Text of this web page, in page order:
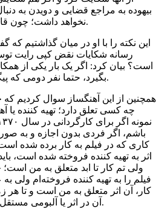
بیهوده به مراجع قضایی و دویدن به
نخواهد داشت؛ چون قانونی برای کپی رایت نداریم.
این نکته را با او در میان گذاشتیم که
رسانه شکایات نقض کپی رایت
است؟ بیان کرد: اگر یک بار یکی از
بگیرد، حتما نفر دومی که پیگیری می‌کند من خواهم بود.
همچنین از این آهنگساز سوال کردیم
چه کسی تعلق دارد؛ تهیه کننده یا
باشم، اگر فردی بدون اجازه و به
کاری که در فیلم به کار برده شده
اثر به تهیه کننده فروخته شده است،
ولی تم کار تا ابد متعلق به من
فیلم را به تهیه کننده فروخته‌ام ولی به
کار، آن اثر متعلق به من است و تا هر
آن در اثر یا آلبومی مستقل با تنظیم جدید استفاده کنم.